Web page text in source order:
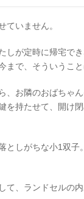
ていません。
しが定時に帰宅で
まで、そういうこ
、お隣のおばちゃ
を持たせて、開け
としがちな小1双
て、ランドセルの